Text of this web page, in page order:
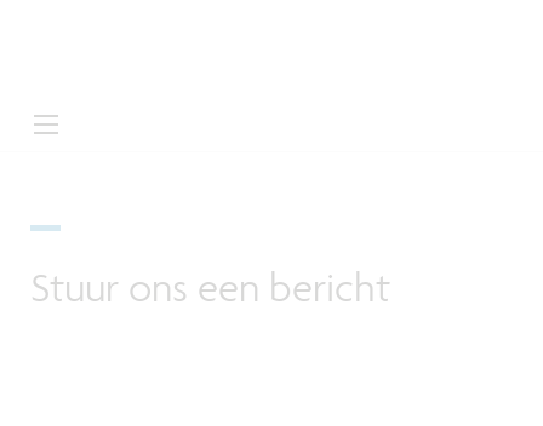
Stuur ons een bericht